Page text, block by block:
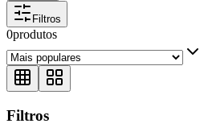
Filtros
0produtos
Filtros